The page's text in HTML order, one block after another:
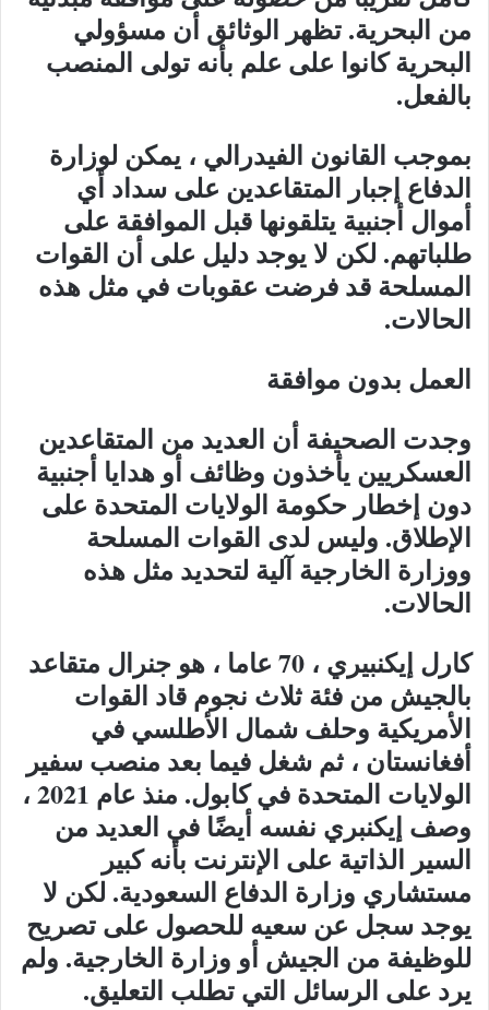
من البحرية. تظهر الوثائق أن مسؤولي
البحرية كانوا على علم بأنه تولى المنصب
بالفعل.
بموجب القانون الفيدرالي ، يمكن لوزارة
الدفاع إجبار المتقاعدين على سداد أي
أموال أجنبية يتلقونها قبل الموافقة على
طلباتهم. لكن لا يوجد دليل على أن القوات
المسلحة قد فرضت عقوبات في مثل هذه
الحالات.
العمل بدون موافقة
وجدت الصحيفة أن العديد من المتقاعدين
العسكريين يأخذون وظائف أو هدايا أجنبية
دون إخطار حكومة الولايات المتحدة على
الإطلاق. وليس لدى القوات المسلحة
ووزارة الخارجية آلية لتحديد مثل هذه
الحالات.
كارل إيكنبيري ، 70 عاما ، هو جنرال متقاعد
بالجيش من فئة ثلاث نجوم قاد القوات
الأمريكية وحلف شمال الأطلسي في
أفغانستان ، ثم شغل فيما بعد منصب سفير
الولايات المتحدة في كابول. منذ عام 2021 ،
وصف إيكنبري نفسه أيضًا في العديد من
السير الذاتية على الإنترنت بأنه كبير
مستشاري وزارة الدفاع السعودية. لكن لا
يوجد سجل عن سعيه للحصول على تصريح
للوظيفة من الجيش أو وزارة الخارجية. ولم
يرد على الرسائل التي تطلب التعليق.